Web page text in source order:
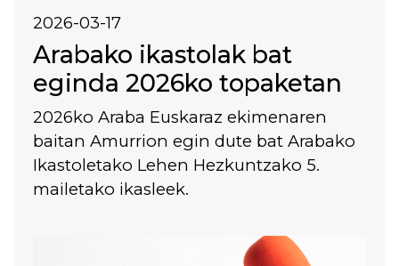
2026-03-17
Arabako ikastolak bat
eginda 2026ko topaketan
2026ko Araba Euskaraz ekimenaren
baitan Amurrion egin dute bat Arabako
Ikastoletako Lehen Hezkuntzako 5.
mailetako ikasleek.